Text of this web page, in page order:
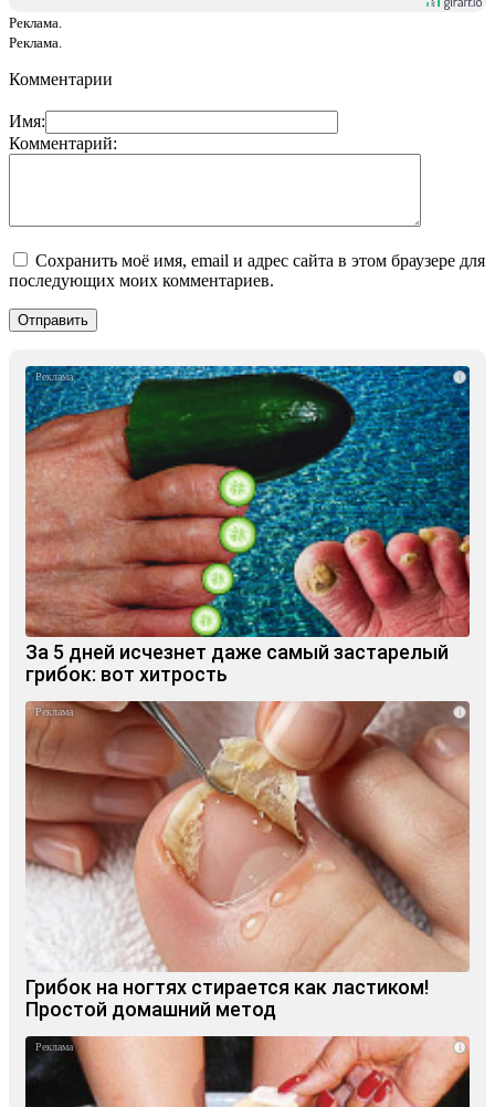
Реклама.
Реклама.
Комментарии
Имя:
Комментарий:
Сохранить моё имя, email и адрес сайта в этом браузере для
последующих моих комментариев.
i
За 5 дней исчезнет даже самый застарелый
грибок: вот хитрость
i
Грибок на ногтях стирается как ластиком!
Простой домашний метод
i